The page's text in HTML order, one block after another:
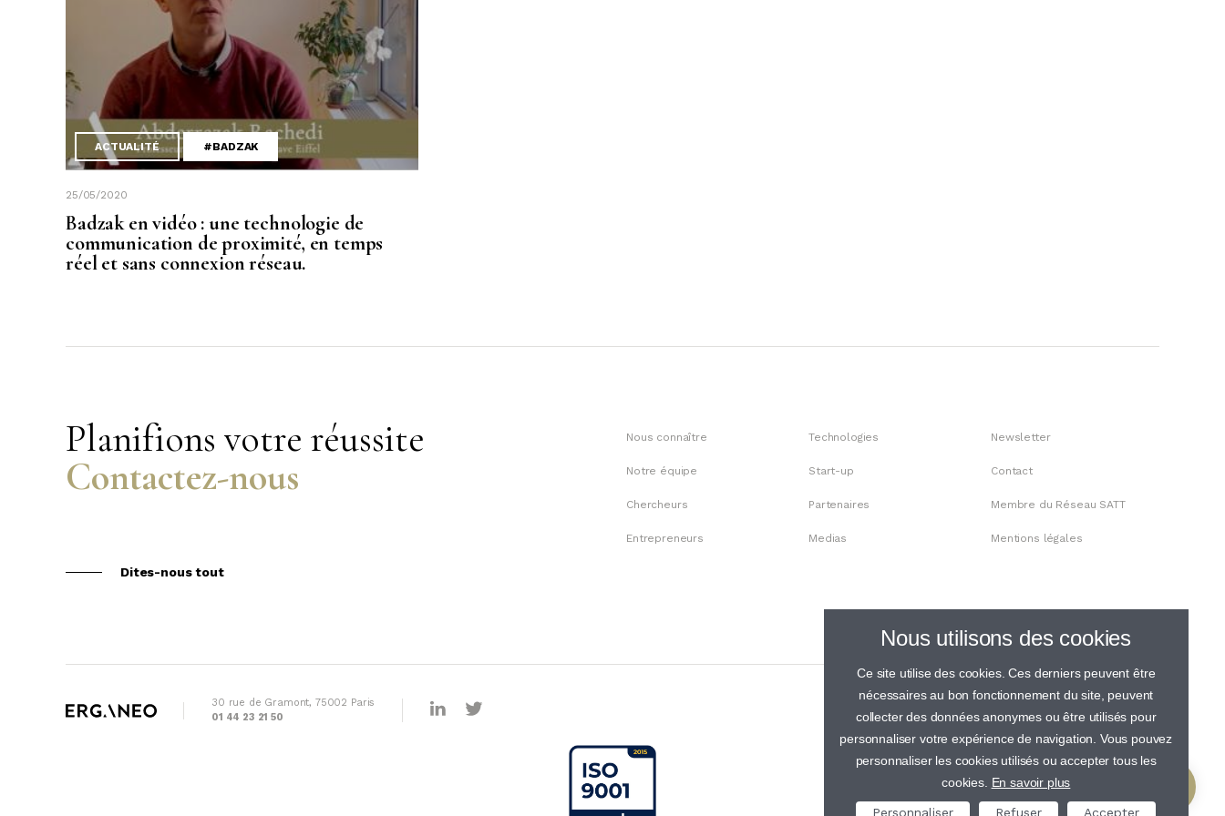
ACTUALITÉ #BADZAK
25/05/2020
Badzak en vidéo : une technologie de
communication de proximité, en temps
réel et sans connexion réseau.​​​​​​​
Planifions votre réussite
Contactez-nous
Dites-nous tout
Nous connaître
Notre équipe
Chercheurs
Entrepreneurs
Technologies
Start-up
Partenaires
Medias
Newsletter
Contact
Membre du Réseau SATT
Mentions légales
30 rue de Gramont, 75002 Paris
01 44 23 21 50
Nous utilisons des cookies
Ce site utilise des cookies. Ces derniers peuvent être
nécessaires au bon fonctionnement du site, peuvent
collecter des données anonymes ou être utilisés pour
personnaliser votre expérience de navigation. Vous pouvez
personnaliser les cookies utilisés ou accepter tous les
cookies. En savoir plus
Personnaliser Refuser Accepter